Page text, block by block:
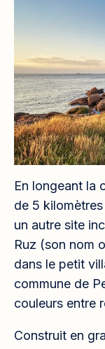
En longeant la
de 5
un autre site
Ruz (son nom
dans le petit
commune de
couleurs entre
Construit en